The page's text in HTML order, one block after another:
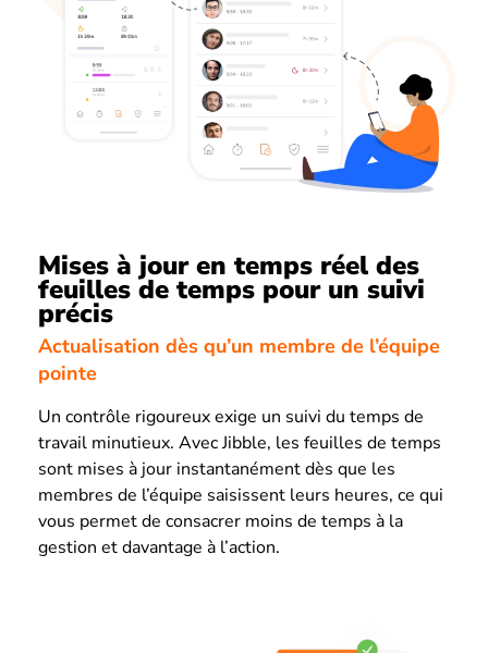
Mises à jour en temps réel des
feuilles de temps pour un suivi
précis
Actualisation dès qu’un membre de l’équipe
pointe
Un contrôle rigoureux exige un suivi du temps de
travail minutieux. Avec Jibble, les feuilles de temps
sont mises à jour instantanément dès que les
membres de l’équipe saisissent leurs heures, ce qui
vous permet de consacrer moins de temps à la
gestion et davantage à l’action.